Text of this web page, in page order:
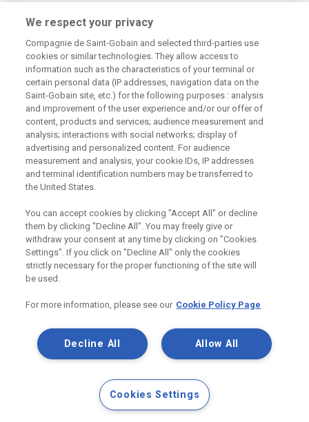
Odebírejte náš newsletter
Užitečné odkazy
Souhlas se zpracováním osobních údajů k marketingovým
účelům
Saint-Gobain Construction Products
Praha 8, Smrčkova 2485/4, PSČ 180
We respect your privacy
Compagnie de Saint-Gobain and selected third-parties use
cookies or similar technologies. They allow access to
information such as the characteristics of your terminal or
certain personal data (IP addresses, navigation data on the
Saint-Gobain site, etc.) for the following purposes : analysis
and improvement of the user experience and/or our offer of
content, products and services; audience measurement and
analysis; interactions with social networks; display of
advertising and personalized content. For audience
measurement and analysis, your cookie IDs, IP addresses
and terminal identification numbers may be transferred to
the United States.
You can accept cookies by clicking "Accept All" or decline
them by clicking "Decline All". You may freely give or
withdraw your consent at any time by clicking on "Cookies
Settings". If you click on "Decline All" only the cookies
strictly necessary for the proper functioning of the site will
be used.
For more information, please see our Cookie Policy Page
Allow All
Decline All
Cookies Settings